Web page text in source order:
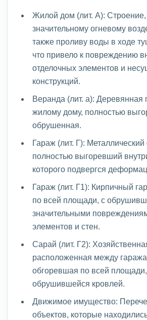
Жилой дом (лит. А):
значительному огневому
также проливу воды в ходе
что привело к повреждению
отделочных элементов и
конструкций.
Веранда (лит. а): Деревянная
жилому дому, полностью
обрушенная.
Гараж (лит. Г):
полностью выгоревший
которого подвергся
Гараж (лит. Г1): Кирпичный
по всей площади, с
значительными
элементов и стен.
Сарай (лит. Г2):
расположенная между
обгоревшая по всей
обрушившейся кровлей.
Движимое имущество:
объектов, которые